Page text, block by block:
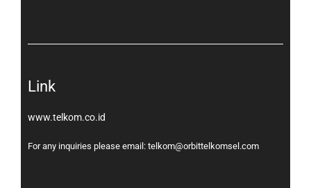
Link
www.telkom.co.id
For any inquiries please email: telkom@orbittelkomsel.com